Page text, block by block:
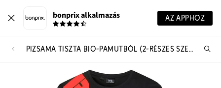
bonprix alkalmazás AZ APPHOZ
PIZSAMA TISZTA BIO-PAMUTBÓL (2-RÉSZES SZETT)